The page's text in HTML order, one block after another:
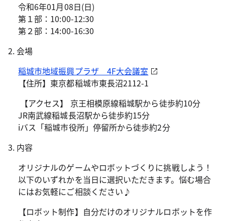
令和6年01月08日(日)
第１部：10:00-12:30
第２部：14:00-16:30
2. 会場
稲城市地域振興プラザ 4F大会議室
【住所】東京都稲城市東長沼2112-1
【アクセス】 京王相模原線稲城駅から徒歩約10分
JR南武線稲城長沼駅から徒歩約15分
iバス「稲城市役所」停留所から徒歩約2分
3. 内容
オリジナルのゲームやロボットづくりに挑戦しよう！
以下のいずれかを当日に選択いただきます。悩む場合
にはお気軽にご相談ください♪
【ロボット制作】自分だけのオリジナルロボットを作